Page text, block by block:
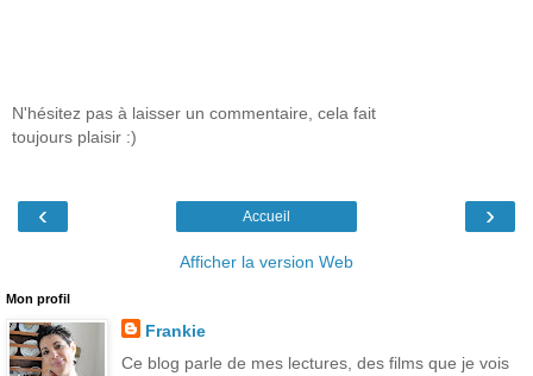
N'hésitez pas à laisser un commentaire, cela fait
toujours plaisir :)
‹ ›
Accueil
Afficher la version Web
Mon profil
Frankie
Ce blog parle de mes lectures, des films que je vois